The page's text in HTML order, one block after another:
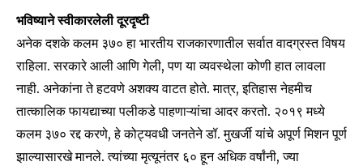
भविष्याने स्वीकारलेली दूरदृष्टी
अनेक दशके कलम ३७० हा भारतीय राजकारणातील सर्वात वादग्रस्त विषय
राहिला. सरकारे आली आणि गेली, पण या व्यवस्थेला कोणी हात लावला
नाही. अनेकांना ते हटवणे अशक्य वाटत होते. मात्र, इतिहास नेहमीच
तात्कालिक फायद्याच्या पलीकडे पाहणाऱ्यांचा आदर करतो. २०१९ मध्ये
कलम ३७० रद्द करणे, हे कोट्यवधी जनतेने डॉ. मुखर्जी यांचे अपूर्ण मिशन पूर्ण
झाल्यासारखे मानले. त्यांच्या मृत्यूनंतर ६० हून अधिक वर्षांनी, ज्या